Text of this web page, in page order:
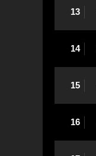
13
14
15
16